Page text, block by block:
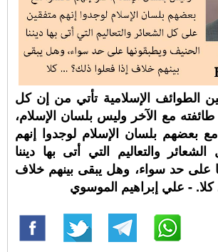
الطوائف الإسلامية تأتي من إن كل
مع الآخر وليس بلسان الإسلام،
بعضهم بلسان الإسلام لوجدوا إنهم
والتعاليم التي أتى بها ديننا
على حد سواء، وهل يبقى بينهم خلاف
كلا. - علي إبراهيم الموسوي